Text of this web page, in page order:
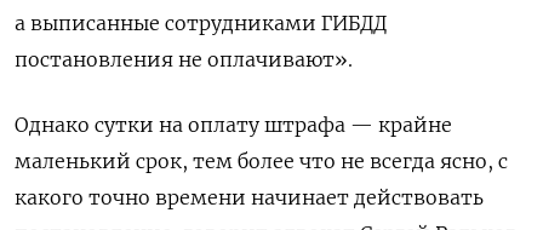
а выписанные сотрудниками ГИБДД
постановления не оплачивают».
Однако сутки на оплату штрафа — крайне
маленький срок, тем более что не всегда ясно, с
какого точно времени начинает действовать